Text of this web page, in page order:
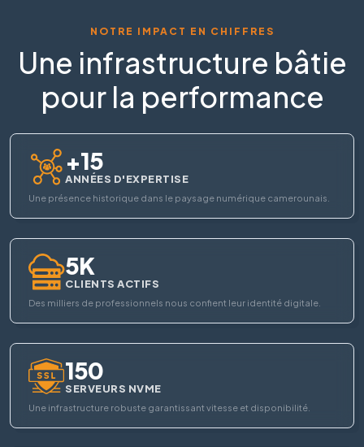
NOTRE IMPACT EN CHIFFRES
Une infrastructure bâtie
pour la performance
+15
ANNÉES D'EXPERTISE
Une présence historique dans le paysage numérique camerounais.
5K
CLIENTS ACTIFS
Des milliers de professionnels nous confient leur identité digitale.
150
SERVEURS NVME
Une infrastructure robuste garantissant vitesse et disponibilité.